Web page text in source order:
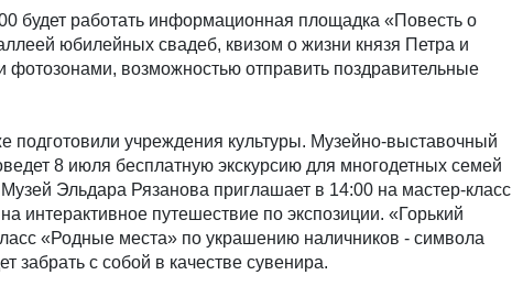
будет работать информационная площадка «Повесть о
юбилейных свадеб, квизом о жизни князя Петра и
фотозонами, возможностью отправить поздравительные
подготовили учреждения культуры. Музейно-выставочный
8 июля бесплатную экскурсию для многодетных семей
Эльдара Рязанова приглашает в 14:00 на мастер-класс
интерактивное путешествие по экспозиции. «Горький
«Родные места» по украшению наличников - символа
забрать с собой в качестве сувенира.